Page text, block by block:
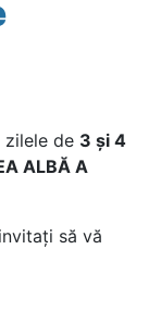
zilele de 3 și 4
ALBĂ A
să vă